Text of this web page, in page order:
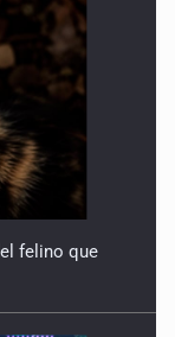
felino que